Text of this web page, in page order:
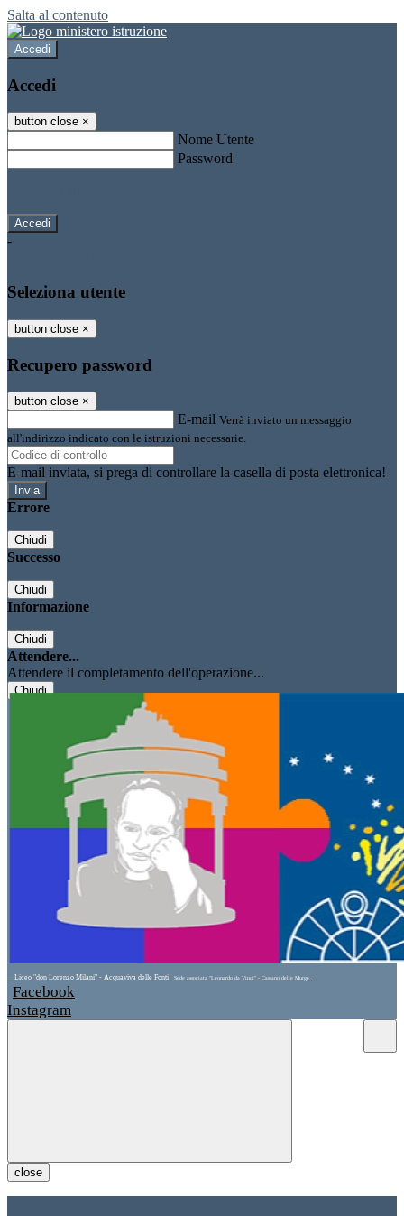
Salta al contenuto
Accedi
Accedi
button close ×
Nome Utente
Password
-
Seleziona utente
button close ×
Recupero password
button close ×
E-mail Verrà inviato un messaggio
all'indirizzo indicato con le istruzioni necessarie.
E-mail inviata, si prega di controllare la casella di posta elettronica!
Errore
Chiudi
Successo
Chiudi
Informazione
Chiudi
Attendere...
Attendere il completamento dell'operazione...
Chiudi
Liceo "don Lorenzo Milani" - Acquaviva delle Fonti Sede associata "Leonardo da Vinci" - Cassano delle Murge
Facebook
Instagram
close